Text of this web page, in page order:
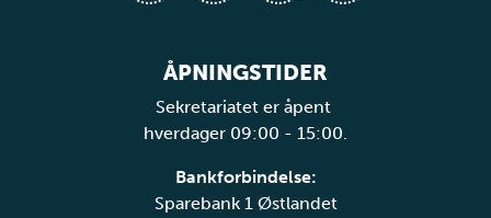
ÅPNINGSTIDER
Sekretariatet er åpent
hverdager 09:00 - 15:00.
Bankforbindelse:
Sparebank 1 Østlandet